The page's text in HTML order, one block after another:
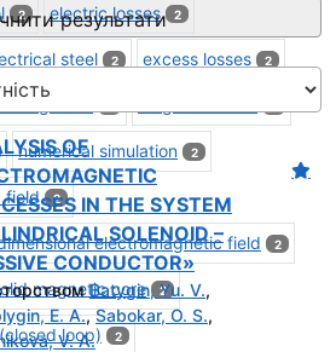
2 electric losses 2
steel 2 excess losses 2
leakage flux
numerical simulation 2
field 2
electromagnetic field 2
magnetic core 2
loop) 2
результати
OF
IN THE SYSTEM
SOLENOID –
CONDUCTOR»
Batygin, Yu. V.,
E. A.,Sabokar, O. S.,
V. A.